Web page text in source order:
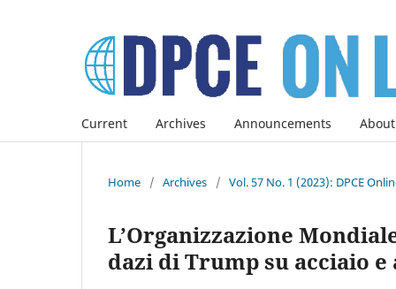
Current Archives Announcements
Home / Archives / Vol. 57 No. 1 (2023): DPCE
L’Organizzazione
dazi di Trump su acciaio e